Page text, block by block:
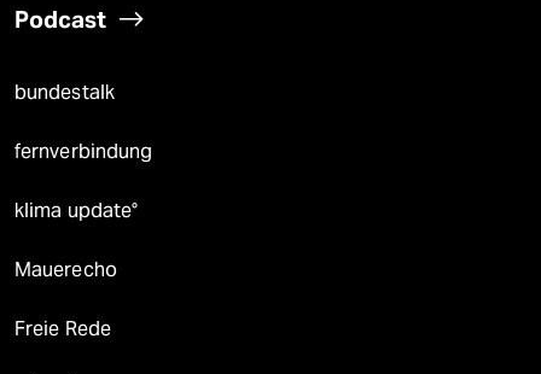
Podcast
bundestalk
fernverbindung
klima update°
Mauerecho
Freie Rede